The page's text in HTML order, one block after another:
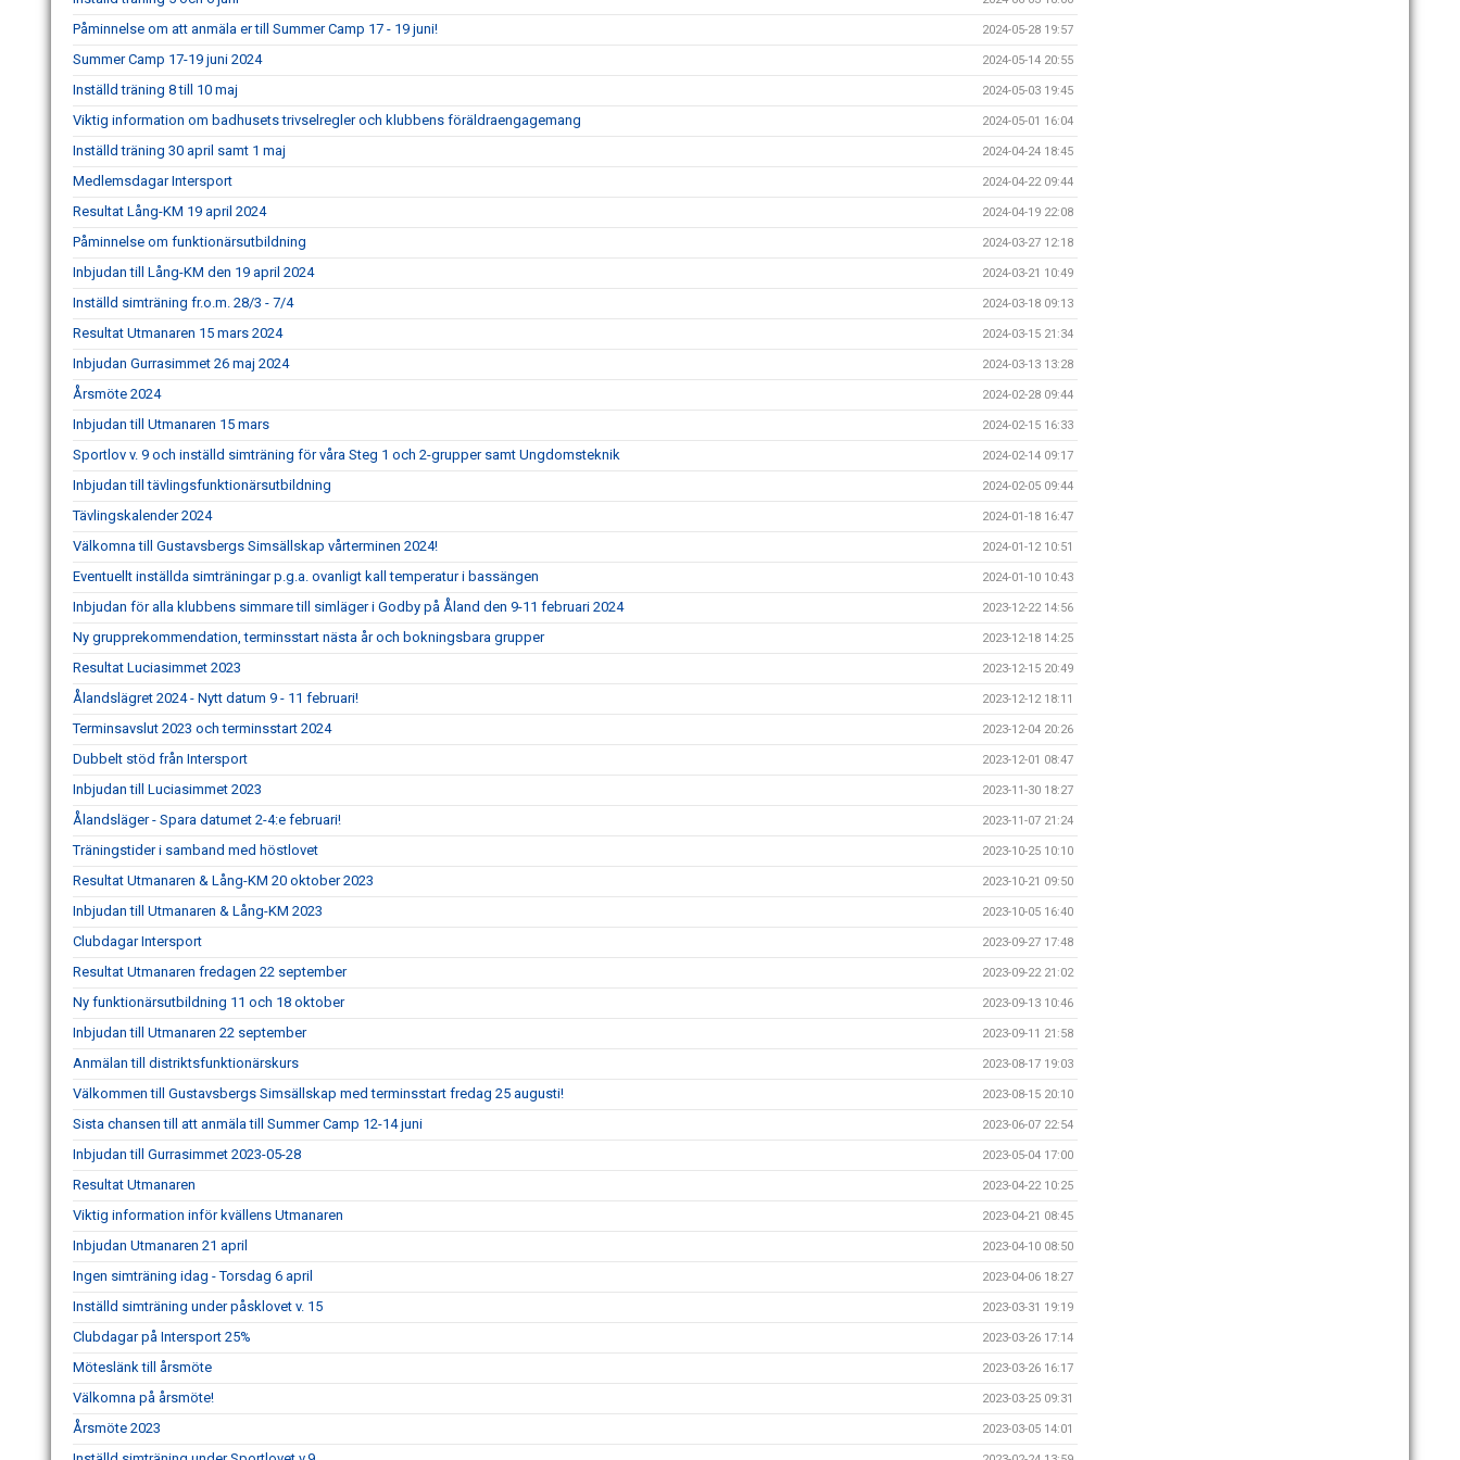
Påminnelse om att anmäla er till Summer Camp 17 - 19 juni! 2024-05-28 19:57
Summer Camp 17-19 juni 2024 2024-05-14 20:55
Inställd träning 8 till 10 maj 2024-05-03 19:45
Viktig information om badhusets trivselregler och klubbens föräldraengagemang 2024-05-01 16:04
Inställd träning 30 april samt 1 maj 2024-04-24 18:45
Medlemsdagar Intersport 2024-04-22 09:44
Resultat Lång-KM 19 april 2024 2024-04-19 22:08
Påminnelse om funktionärsutbildning 2024-03-27 12:18
Inbjudan till Lång-KM den 19 april 2024 2024-03-21 10:49
Inställd simträning fr.o.m. 28/3 - 7/4 2024-03-18 09:13
Resultat Utmanaren 15 mars 2024 2024-03-15 21:34
Inbjudan Gurrasimmet 26 maj 2024 2024-03-13 13:28
Årsmöte 2024 2024-02-28 09:44
Inbjudan till Utmanaren 15 mars 2024-02-15 16:33
Sportlov v. 9 och inställd simträning för våra Steg 1 och 2-grupper samt Ungdomsteknik 2024-02-14 09:17
Inbjudan till tävlingsfunktionärsutbildning 2024-02-05 09:44
Tävlingskalender 2024 2024-01-18 16:47
Välkomna till Gustavsbergs Simsällskap vårterminen 2024! 2024-01-12 10:51
Eventuellt inställda simträningar p.g.a. ovanligt kall temperatur i bassängen 2024-01-10 10:43
Inbjudan för alla klubbens simmare till simläger i Godby på Åland den 9-11 februari 2024 2023-12-22 14:56
Ny grupprekommendation, terminsstart nästa år och bokningsbara grupper 2023-12-18 14:25
Resultat Luciasimmet 2023 2023-12-15 20:49
Ålandslägret 2024 - Nytt datum 9 - 11 februari! 2023-12-12 18:11
Terminsavslut 2023 och terminsstart 2024 2023-12-04 20:26
Dubbelt stöd från Intersport 2023-12-01 08:47
Inbjudan till Luciasimmet 2023 2023-11-30 18:27
Ålandsläger - Spara datumet 2-4:e februari! 2023-11-07 21:24
Träningstider i samband med höstlovet 2023-10-25 10:10
Resultat Utmanaren & Lång-KM 20 oktober 2023 2023-10-21 09:50
Inbjudan till Utmanaren & Lång-KM 2023 2023-10-05 16:40
Clubdagar Intersport 2023-09-27 17:48
Resultat Utmanaren fredagen 22 september 2023-09-22 21:02
Ny funktionärsutbildning 11 och 18 oktober 2023-09-13 10:46
Inbjudan till Utmanaren 22 september 2023-09-11 21:58
Anmälan till distriktsfunktionärskurs 2023-08-17 19:03
Välkommen till Gustavsbergs Simsällskap med terminsstart fredag 25 augusti! 2023-08-15 20:10
Sista chansen till att anmäla till Summer Camp 12-14 juni 2023-06-07 22:54
Inbjudan till Gurrasimmet 2023-05-28 2023-05-04 17:00
Resultat Utmanaren 2023-04-22 10:25
Viktig information inför kvällens Utmanaren 2023-04-21 08:45
Inbjudan Utmanaren 21 april 2023-04-10 08:50
Ingen simträning idag - Torsdag 6 april 2023-04-06 18:27
Inställd simträning under påsklovet v. 15 2023-03-31 19:19
Clubdagar på Intersport 25% 2023-03-26 17:14
Möteslänk till årsmöte 2023-03-26 16:17
Välkomna på årsmöte! 2023-03-25 09:31
Årsmöte 2023 2023-03-05 14:01